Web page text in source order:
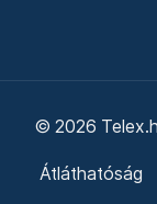
© 2026
Átláthatóság